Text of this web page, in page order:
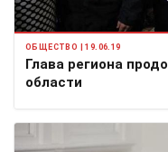
ОБЩЕСТВО | 19.06.19
Глава региона
области